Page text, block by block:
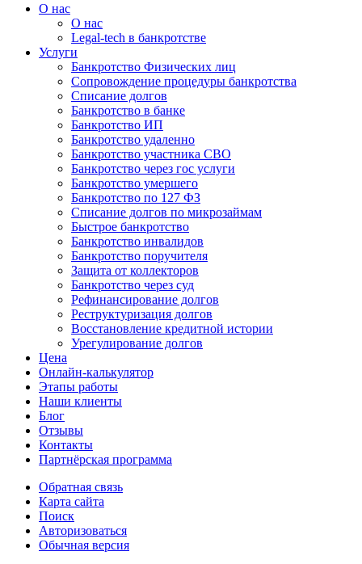
О нас
О нас
Legal-tech в банкротстве
Услуги
Банкротство Физических лиц
Сопровождение процедуры банкротства
Списание долгов
Банкротство в банке
Банкротство ИП
Банкротство удаленно
Банкротство участника СВО
Банкротство через гос услуги
Банкротство умершего
Банкротство по 127 ФЗ
Списание долгов по микрозаймам
Быстрое банкротство
Банкротство инвалидов
Банкротство поручителя
Защита от коллекторов
Банкротство через суд
Рефинансирование долгов
Реструктуризация долгов
Восстановление кредитной истории
Урегулирование долгов
Цена
Онлайн-калькулятор
Этапы работы
Наши клиенты
Блог
Отзывы
Контакты
Партнёрская программа
Обратная связь
Карта сайта
Поиск
Авторизоваться
Обычная версия